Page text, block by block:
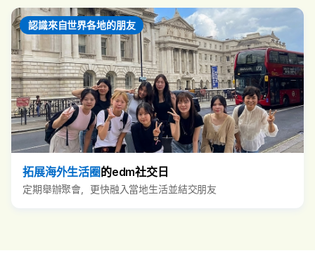
認識來自世界各地的朋友
拓展海外生活圈的edm社交日
定期舉辦聚會，更快融入當地生活並結交朋友